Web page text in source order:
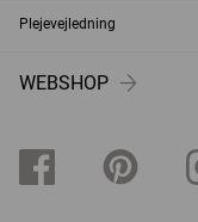
Plejevejledning
WEBSHOP